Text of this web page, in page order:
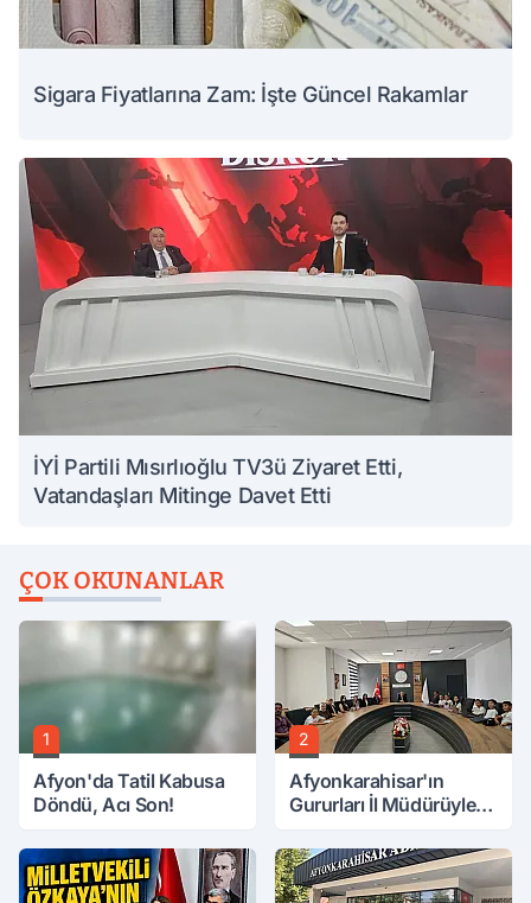
Sigara Fiyatlarına Zam: İşte Güncel Rakamlar
İYİ Partili Mısırlıoğlu TV3ü Ziyaret Etti,
Vatandaşları Mitinge Davet Etti
ÇOK OKUNANLAR
1
Afyon'da Tatil Kabusa
Döndü, Acı Son!
2
Afyonkarahisar'ın
Gururları İl Müdürüyle